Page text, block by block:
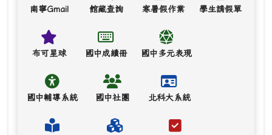
南寧Gmail 館藏查詢 寒暑假作業 學生請假單
布可星球 國中成績冊 國中多元表現
國中輔導系統 國中社團 北科大系統